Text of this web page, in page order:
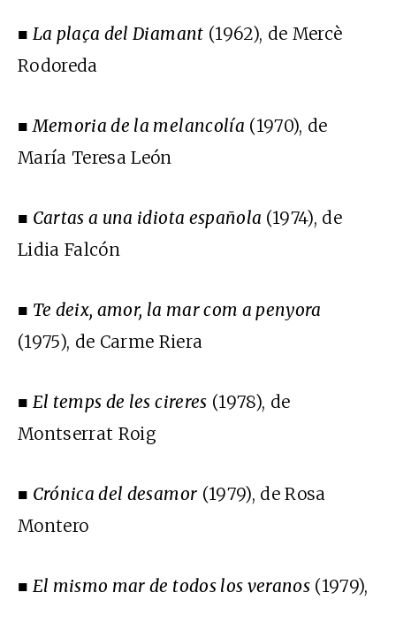
■ La plaça del Diamant (1962), de Mercè
Rodoreda
■Memoria de la melancolía (1970), de
María Teresa León
■ Cartas a una idiota española (1974), de
Lidia Falcón
■ Te deix, amor, la mar com a penyora
(1975), de Carme Riera
■ El temps de les cireres (1978), de
Montserrat Roig
■ Crónica del desamor (1979), de Rosa
Montero
■ El mismo mar de todos los veranos(1979),